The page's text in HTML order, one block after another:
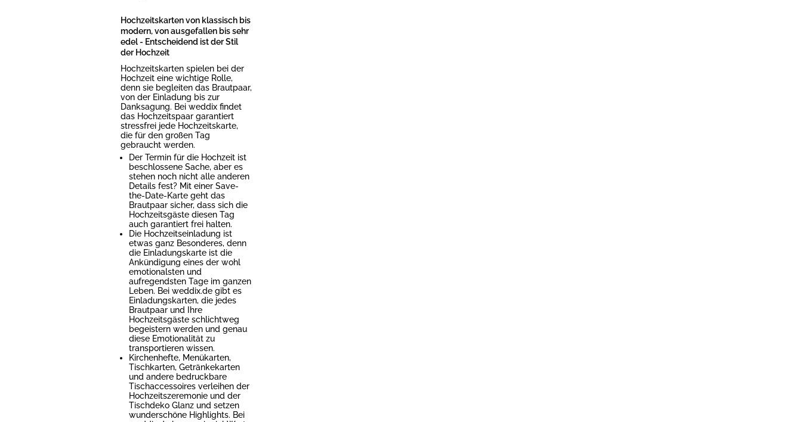
Hochzeitskarten von klassisch bis
modern, von ausgefallen bis sehr
edel - Entscheidend ist der Stil
der Hochzeit
Hochzeitskarten spielen bei der
Hochzeit eine wichtige Rolle,
denn sie begleiten das Brautpaar,
von der Einladung bis zur
Danksagung. Bei weddix findet
das Hochzeitspaar garantiert
stressfrei jede Hochzeitskarte,
die für den großen Tag
gebraucht werden.
Der Termin für die Hochzeit ist
beschlossene Sache, aber es
stehen noch nicht alle anderen
Details fest? Mit einer Save-
the-Date-Karte geht das
Brautpaar sicher, dass sich die
Hochzeitsgäste diesen Tag
auch garantiert frei halten.
Die Hochzeitseinladung ist
etwas ganz Besonderes, denn
die Einladungskarte ist die
Ankündigung eines der wohl
emotionalsten und
aufregendsten Tage im ganzen
Leben. Bei weddix.de gibt es
Einladungskarten, die jedes
Brautpaar und Ihre
Hochzeitsgäste schlichtweg
begeistern werden und genau
diese Emotionalität zu
transportieren wissen.
Kirchenhefte, Menükarten,
Tischkarten, Getränkekarten
und andere bedruckbare
Tischaccessoires verleihen der
Hochzeitszeremonie und der
Tischdeko Glanz und setzen
wunderschöne Highlights. Bei